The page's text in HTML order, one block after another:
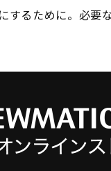
するために。必要